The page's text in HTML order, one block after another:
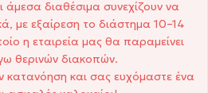
άμεσα διαθέσιμα συνεχίζουν να
με εξαίρεση το διάστημα 10–14
η εταιρεία μας θα παραμείνει
θερινών διακοπών.
κατανόηση και σας ευχόμαστε ένα